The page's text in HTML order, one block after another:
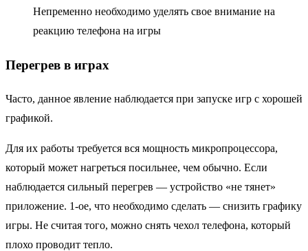
Непременно необходимо уделять свое внимание на
реакцию телефона на игры
Перегрев в играх
Часто, данное явление наблюдается при запуске игр с хорошей
графикой.
Для их работы требуется вся мощность микропроцессора,
который может нагреться посильнее, чем обычно. Если
наблюдается сильный перегрев — устройство «не тянет»
приложение. 1-ое, что необходимо сделать — снизить графику
игры. Не считая того, можно снять чехол телефона, который
плохо проводит тепло.